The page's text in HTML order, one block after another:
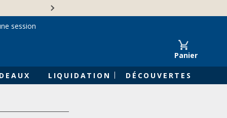
Panier
LIQUIDATION DÉCOUVERTES
session